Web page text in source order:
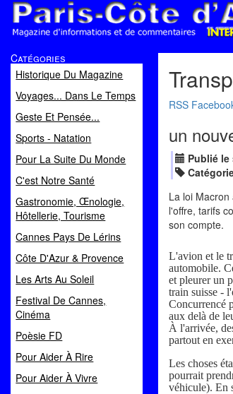
Magazine d'informations et de commentaires
Catégories
Historique Du Magazine
Voyages... Dans Le Temps
Geste Et Pensée...
Sports - Natation
Pour La Suite Du Monde
C'est Notre Santé
Gastronomie, Œnologie,
Hôtellerie, Tourisme
Cannes Pays De Lérins
Côte D'Azur & Provence
Les Arts Au Soleil
Festival De Cannes,
Cinéma
Poèsie FD
Pour Aider À Rire
Pour Aider À Vivre
RSS
un
Publié le
La loi
l'offre, tarifs
son compte.
L'avion et le
automobile.
et pleurer un
train suisse -
Concurrencé
aux delà de
À l'arrivée,
partout en
Les choses
pourrait
véhicule). En